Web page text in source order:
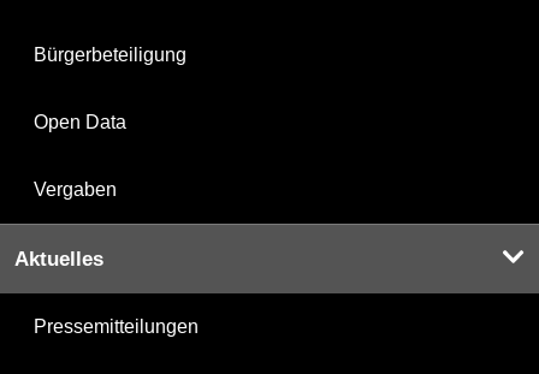
Bürgerbeteiligung
Open Data
Vergaben
Aktuelles
Pressemitteilungen